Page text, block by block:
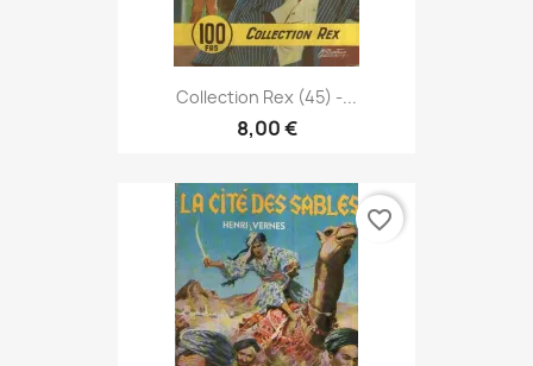
Collection Rex (45) -...
8,00 €
favorite_border